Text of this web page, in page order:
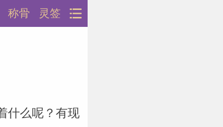
灵签
称骨
什么呢？有现